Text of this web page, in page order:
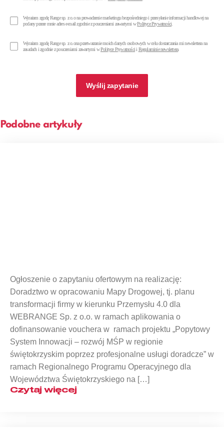
Wyrażam zgodę Range sp. z o.o na prowadzenie marketingu bezpośredniego i przesyłanie informacji handlowej na
podany przeze mnie adres e-mail zgodnie z pouczeniami zawartymi wPolityce Prywatności
Wyrażam zgodę Range sp. z o.ona przetwarzanie moich danych osobowych w celu dostarczania mi newslettera na
zasadach i zgodnie z pouczeniami zawartymi wPolityce Prywatnościi Regulaminie newslettera.
Wyślij zapytanie
Podobne artykuły
Ogłoszenie o zapytaniu ofertowym na realizację:
Doradztwo w opracowaniu Mapy Drogowej, tj. planu
transformacji firmy w kierunku Przemysłu 4.0 dla
WEBRANGE Sp. z o.o. w ramach aplikowania o
dofinansowanie vouchera w ramach projektu „Popytowy
System Innowacji – rozwój MŚP w regionie
świętokrzyskim poprzez profesjonalne usługi doradcze” w
ramach Regionalnego Programu Operacyjnego dla
Województwa Świętokrzyskiego na […]
Czytaj więcej